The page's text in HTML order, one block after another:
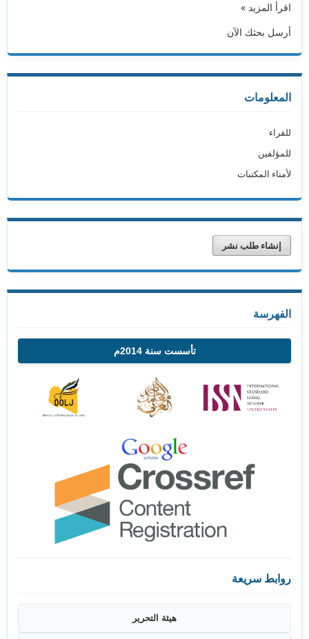
اقرأ المزيد »
أرسل بحثك الآن
المعلومات
للقراء
للمؤلفين
لأمناء المكتبات
إنشاء طلب نشر
الفهرسة
تأسست سنة 2014م
روابط سريعة
هيئة التحرير